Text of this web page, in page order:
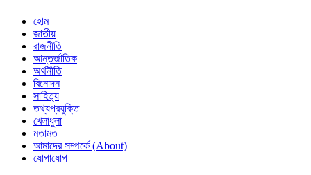
হোম
জাতীয়
রাজনীতি
আন্তর্জাতিক
অর্থনীতি
বিনোদন
সাহিত্য
তথ্যপ্রযুক্তি
খেলাধুলা
মতামত
আমাদের সম্পর্কে (About)
যোগাযোগ